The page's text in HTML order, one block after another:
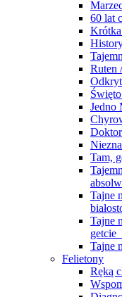
60 lat
Krótka
Ruten
Jedno
Tam,
Tajne
Tajne
getcie
Tajne
Felietony
Ręką